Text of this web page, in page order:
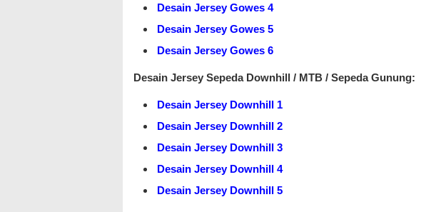
Desain Jersey Gowes 4
Desain Jersey Gowes 5
Desain Jersey Gowes 6
Desain Jersey Sepeda Downhill / MTB / Sepeda Gunung:
Desain Jersey Downhill 1
Desain Jersey Downhill 2
Desain Jersey Downhill 3
Desain Jersey Downhill 4
Desain Jersey Downhill 5